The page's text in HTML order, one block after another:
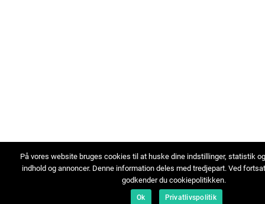
På vores website bruges cookies til at huske dine indstillinger, statistik
indhold og annoncer. Denne information deles med tredjepart. Ved
godkender du cookiepolitikken.
Ok Privatlivspolitik